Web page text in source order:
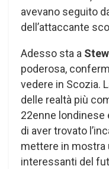
avevano seguito
dell’attaccante
Adesso sta a
poderosa,
vedere in Scozia.
delle realtà più
22enne londinese
di aver trovato
mettere in mostra
interessanti del